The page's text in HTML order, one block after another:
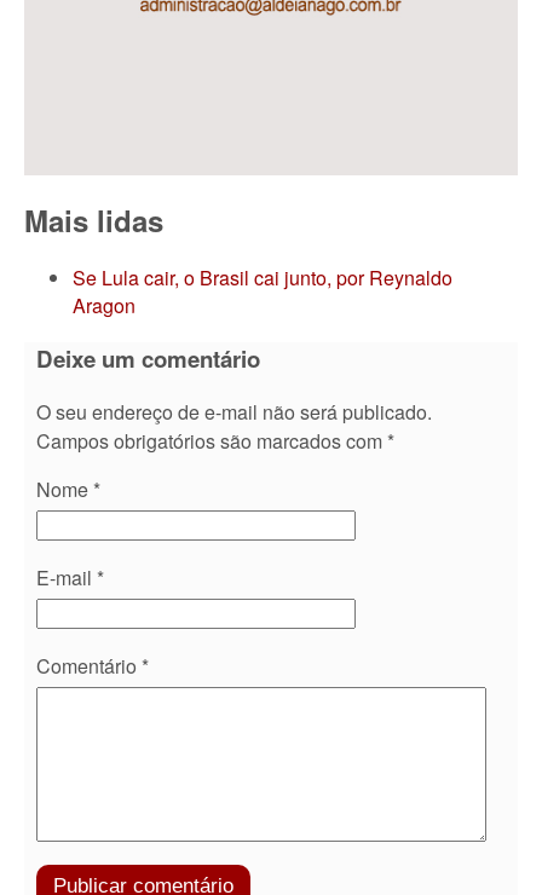
Mais lidas
Se Lula cair, o Brasil cai junto, por Reynaldo
Aragon
Deixe um comentário
O seu endereço de e-mail não será publicado.
Campos obrigatórios são marcados com *
Nome *
E-mail *
Comentário *